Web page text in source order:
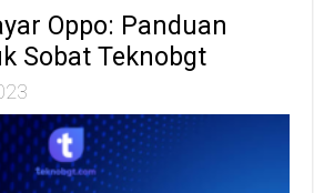
Oppo: Panduan
Sobat Teknobgt